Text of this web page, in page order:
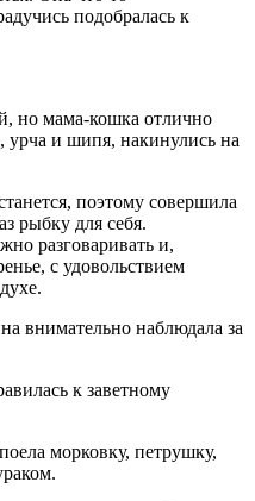
подобралась к
но мама-кошка отлично
урча и шипя, накинулись на
поэтому совершила
рыбку для себя.
разговаривать и,
с удовольствием
внимательно наблюдала за
к заветному
морковку, петрушку,